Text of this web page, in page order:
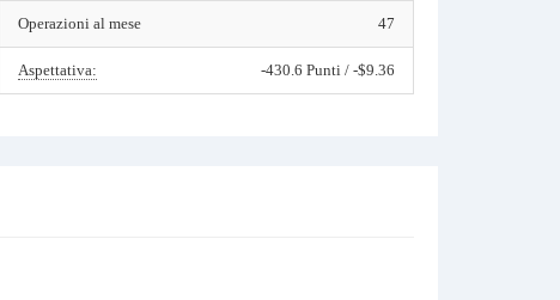
Operazioni al mese 47
Aspettativa: -430.6 Punti / -$9.36